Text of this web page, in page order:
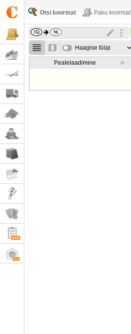
Otsi koormat Paku koormat
Haagise tüüp
Pealelaadimine